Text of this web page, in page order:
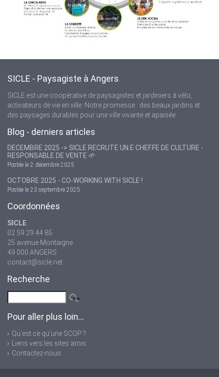
SICLE - Paysagiste à Angers
SICLE est une coopérative de paysagistes et jardiniers à vélo,
activateurs de vie en ville. Notre promesse : des beaux jardins et
des paysages durables pour une ville vivante et apaisée.
Blog - derniers articles
DECEMBRE 2025 -> SICLE RECRUTE UN.E CHEF.FE DE CULTURE -
RESPONSABLE DE VENTE 🌱
Postée le 2 décembre 2025
OCTOBRE 2025 - CO-WORKING WITH SICLE !
Postée le 23 septembre 2025
Coordonnées
SICLE
02 59 29 44 85
25 avenue Montaigne
49 000 ANGERS
contact@sicle.net
Recherche
Pour aller plus loin...
Qu’est ce qu’une SCOP ?
Liens vers les sites amis
Contactez-nous